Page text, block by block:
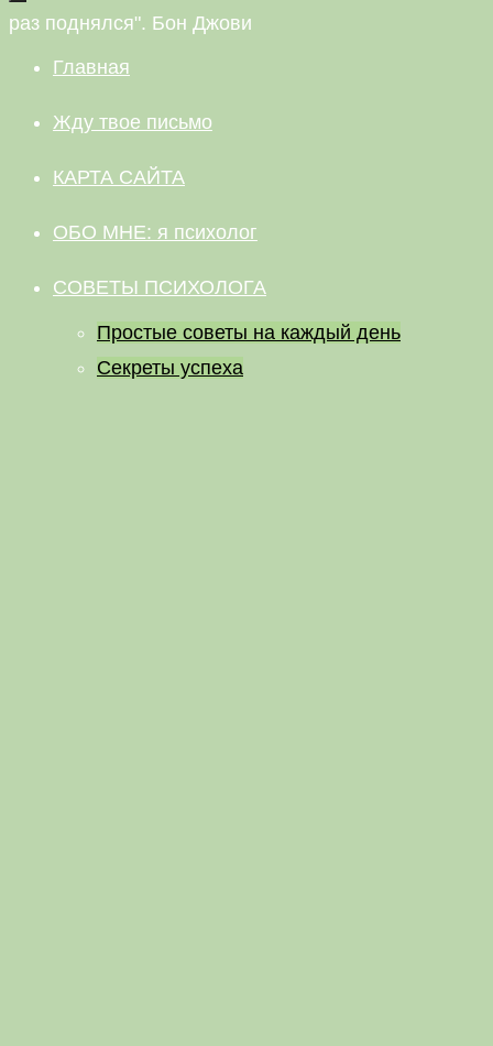
раз поднялся". Бон Джови
Главная
Жду твое письмо
КАРТА САЙТА
ОБО МНЕ: я психолог
СОВЕТЫ ПСИХОЛОГА
Простые советы на каждый день
Секреты успеха